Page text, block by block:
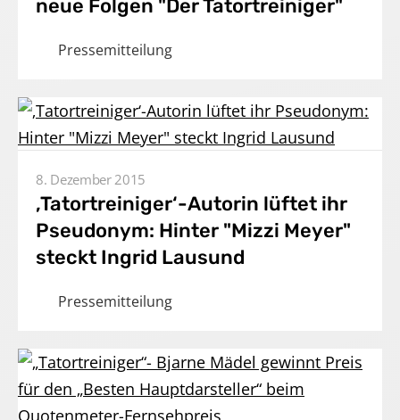
neue Folgen "Der Tatortreiniger"
Pressemitteilung
8. Dezember 2015
‚Tatortreiniger‘-Autorin lüftet ihr
Pseudonym: Hinter "Mizzi Meyer"
steckt Ingrid Lausund
Pressemitteilung
Presse
Karriere
Kontakt
Impressum